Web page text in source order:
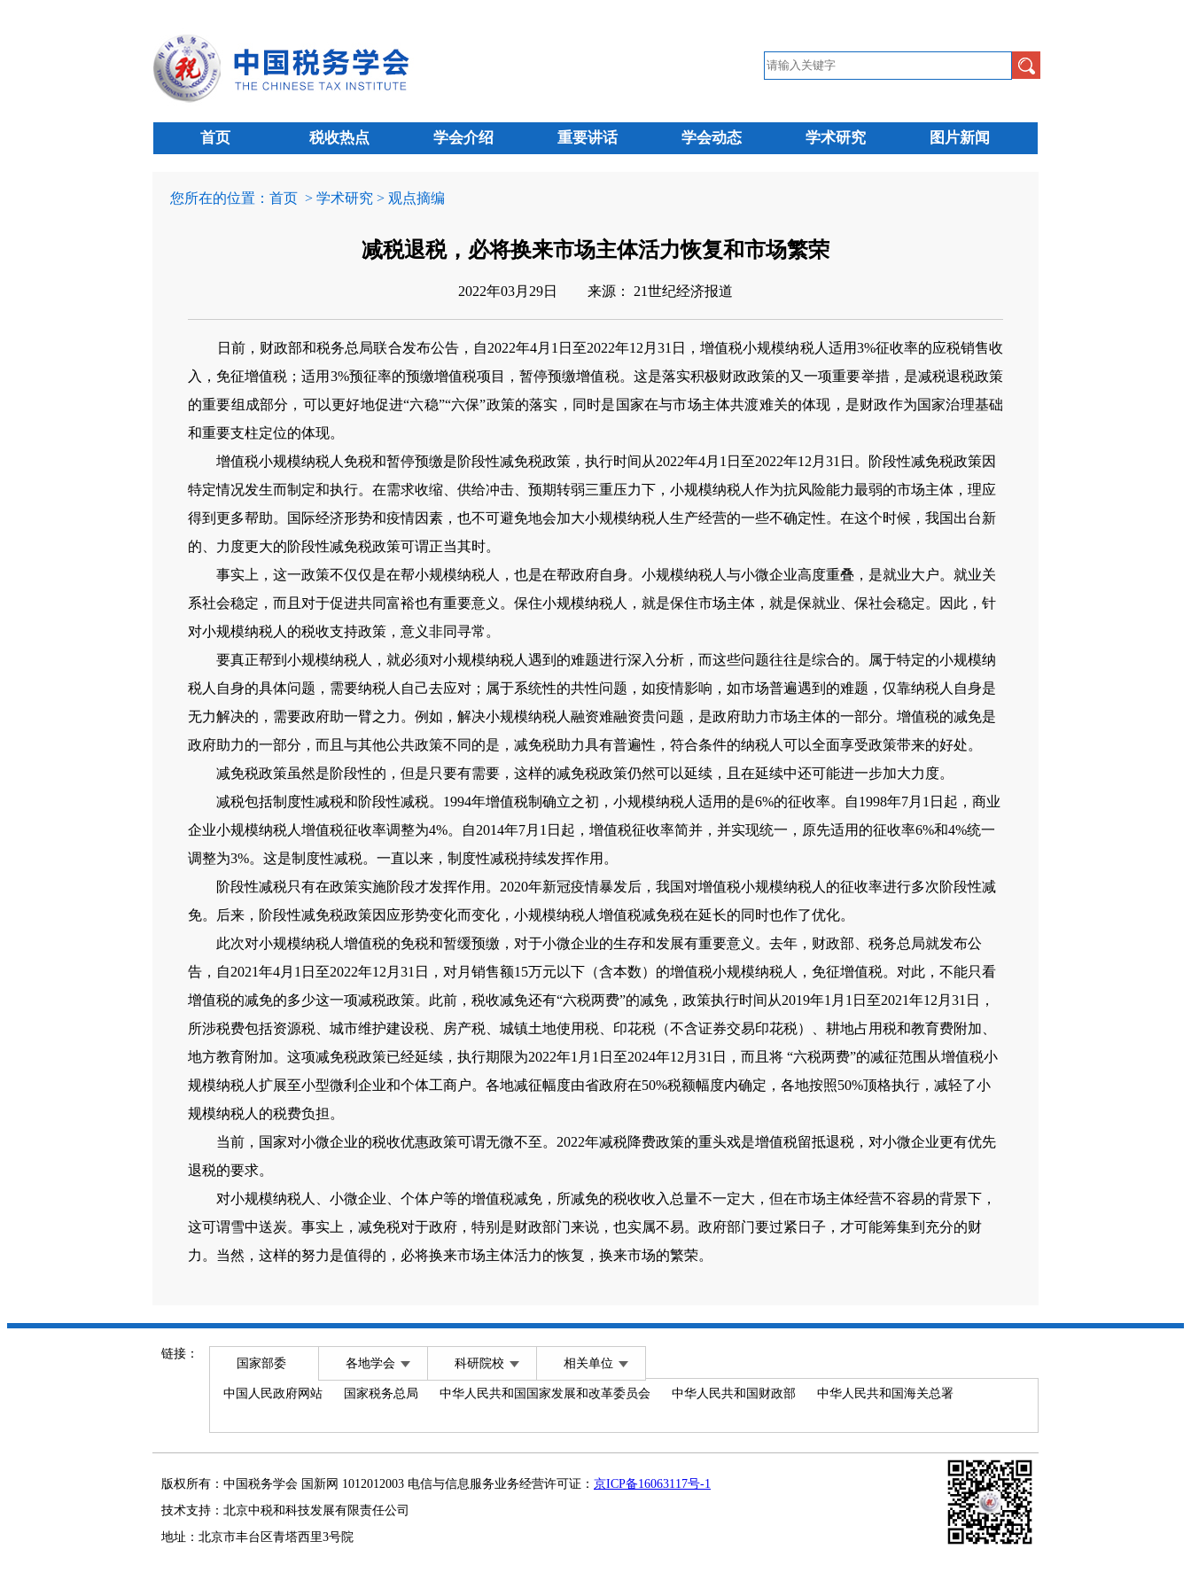
首页 税收热点 学会介绍 重要讲话 学会动态 学术研究 图片新闻
您所在的位置： 首页 > 学术研究 > 观点摘编
减税退税，必将换来市场主体活力恢复和市场繁荣
2022年03月29日 来源： 21世纪经济报道
日前，财政部和税务总局联合发布公告，自2022年4月1日至2022年12月31日，增值税小规模纳税人适用3%征收率的应税销售收
入，免征增值税；适用3%预征率的预缴增值税项目，暂停预缴增值税。这是落实积极财政政策的又一项重要举措，是减税退税政策
的重要组成部分，可以更好地促进“六稳”“六保”政策的落实，同时是国家在与市场主体共渡难关的体现，是财政作为国家治理基础
和重要支柱定位的体现。
增值税小规模纳税人免税和暂停预缴是阶段性减免税政策，执行时间从2022年4月1日至2022年12月31日。阶段性减免税政策因
特定情况发生而制定和执行。在需求收缩、供给冲击、预期转弱三重压力下，小规模纳税人作为抗风险能力最弱的市场主体，理应
得到更多帮助。国际经济形势和疫情因素，也不可避免地会加大小规模纳税人生产经营的一些不确定性。在这个时候，我国出台新
的、力度更大的阶段性减免税政策可谓正当其时。
事实上，这一政策不仅仅是在帮小规模纳税人，也是在帮政府自身。小规模纳税人与小微企业高度重叠，是就业大户。就业关
系社会稳定，而且对于促进共同富裕也有重要意义。保住小规模纳税人，就是保住市场主体，就是保就业、保社会稳定。因此，针
对小规模纳税人的税收支持政策，意义非同寻常。
要真正帮到小规模纳税人，就必须对小规模纳税人遇到的难题进行深入分析，而这些问题往往是综合的。属于特定的小规模纳
税人自身的具体问题，需要纳税人自己去应对；属于系统性的共性问题，如疫情影响，如市场普遍遇到的难题，仅靠纳税人自身是
无力解决的，需要政府助一臂之力。例如，解决小规模纳税人融资难融资贵问题，是政府助力市场主体的一部分。增值税的减免是
政府助力的一部分，而且与其他公共政策不同的是，减免税助力具有普遍性，符合条件的纳税人可以全面享受政策带来的好处。
减免税政策虽然是阶段性的，但是只要有需要，这样的减免税政策仍然可以延续，且在延续中还可能进一步加大力度。
减税包括制度性减税和阶段性减税。1994年增值税制确立之初，小规模纳税人适用的是6%的征收率。自1998年7月1日起，商业
企业小规模纳税人增值税征收率调整为4%。自2014年7月1日起，增值税征收率简并，并实现统一，原先适用的征收率6%和4%统一
调整为3%。这是制度性减税。一直以来，制度性减税持续发挥作用。
阶段性减税只有在政策实施阶段才发挥作用。2020年新冠疫情暴发后，我国对增值税小规模纳税人的征收率进行多次阶段性减
免。后来，阶段性减免税政策因应形势变化而变化，小规模纳税人增值税减免税在延长的同时也作了优化。
此次对小规模纳税人增值税的免税和暂缓预缴，对于小微企业的生存和发展有重要意义。去年，财政部、税务总局就发布公
告，自2021年4月1日至2022年12月31日，对月销售额15万元以下（含本数）的增值税小规模纳税人，免征增值税。对此，不能只看
增值税的减免的多少这一项减税政策。此前，税收减免还有“六税两费”的减免，政策执行时间从2019年1月1日至2021年12月31日，
所涉税费包括资源税、城市维护建设税、房产税、城镇土地使用税、印花税（不含证券交易印花税）、耕地占用税和教育费附加、
地方教育附加。这项减免税政策已经延续，执行期限为2022年1月1日至2024年12月31日，而且将 “六税两费”的减征范围从增值税小
规模纳税人扩展至小型微利企业和个体工商户。各地减征幅度由省政府在50%税额幅度内确定，各地按照50%顶格执行，减轻了小
规模纳税人的税费负担。
当前，国家对小微企业的税收优惠政策可谓无微不至。2022年减税降费政策的重头戏是增值税留抵退税，对小微企业更有优先
退税的要求。
对小规模纳税人、小微企业、个体户等的增值税减免，所减免的税收收入总量不一定大，但在市场主体经营不容易的背景下，
这可谓雪中送炭。事实上，减免税对于政府，特别是财政部门来说，也实属不易。政府部门要过紧日子，才可能筹集到充分的财
力。当然，这样的努力是值得的，必将换来市场主体活力的恢复，换来市场的繁荣。
链接：
国家部委 各地学会 科研院校 相关单位
中国人民政府网站 国家税务总局 中华人民共和国国家发展和改革委员会 中华人民共和国财政部 中华人民共和国海关总署
版权所有：中国税务学会 国新网 1012012003 电信与信息服务业务经营许可证： 京ICP备16063117号-1
技术支持：北京中税和科技发展有限责任公司
地址：北京市丰台区青塔西里3号院